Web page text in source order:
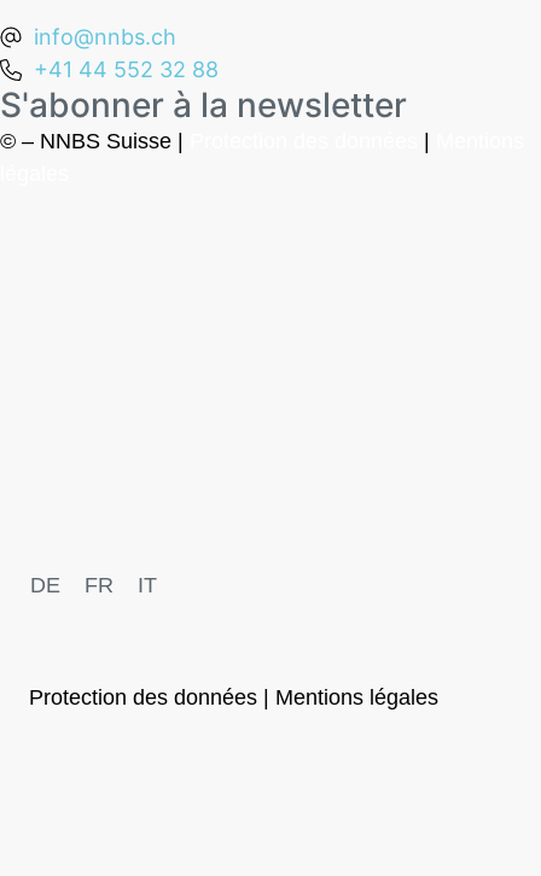
info@nnbs.ch
+41 44 552 32 88
S'abonner à la newsletter
© – NNBS Suisse |
DE FR IT
Protection des données | Mentions légales